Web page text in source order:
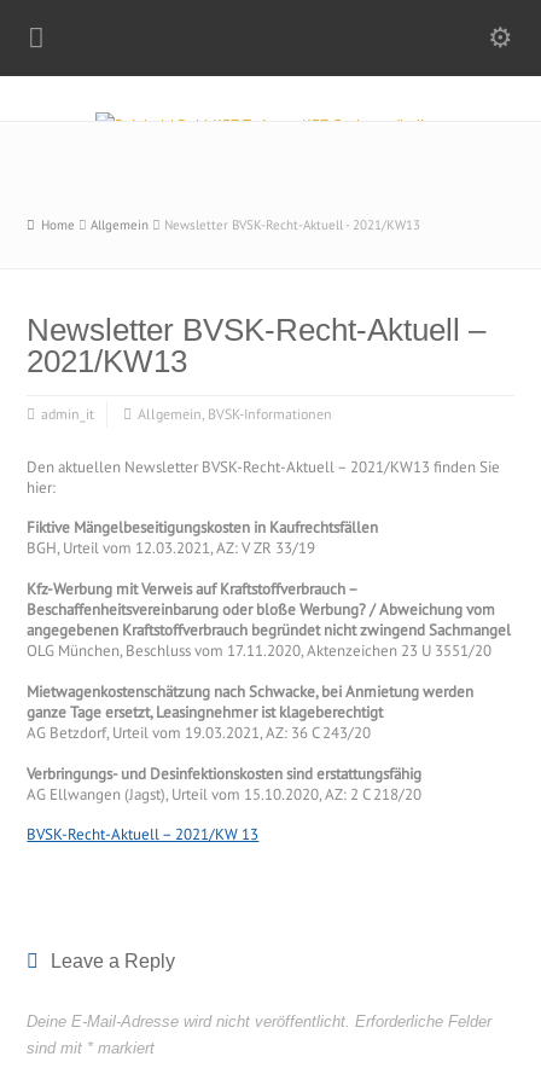
Home Allgemein Newsletter BVSK-Recht-Aktuell - 2021/KW13
Newsletter BVSK-Recht-Aktuell –
2021/KW13
admin_it Allgemein, BVSK-Informationen
Den aktuellen Newsletter BVSK-Recht-Aktuell – 2021/KW13 finden Sie
hier:
Fiktive Mängelbeseitigungskosten in Kaufrechtsfällen
BGH, Urteil vom 12.03.2021, AZ: V ZR 33/19
Kfz-Werbung mit Verweis auf Kraftstoffverbrauch –
Beschaffenheitsvereinbarung oder bloße Werbung? / Abweichung vom
angegebenen Kraftstoffverbrauch begründet nicht zwingend Sachmangel
OLG München, Beschluss vom 17.11.2020, Aktenzeichen 23 U 3551/20
Mietwagenkostenschätzung nach Schwacke, bei Anmietung werden
ganze Tage ersetzt, Leasingnehmer ist klageberechtigt
AG Betzdorf, Urteil vom 19.03.2021, AZ: 36 C 243/20
Verbringungs- und Desinfektionskosten sind erstattungsfähig
AG Ellwangen (Jagst), Urteil vom 15.10.2020, AZ: 2 C 218/20
BVSK-Recht-Aktuell – 2021/KW 13
Leave a Reply
Deine E-Mail-Adresse wird nicht veröffentlicht. Erforderliche Felder
sind mit * markiert